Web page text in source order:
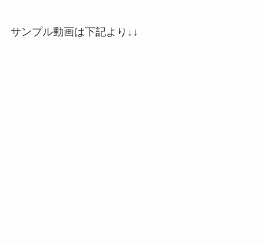
サンプル動画は下記より↓↓